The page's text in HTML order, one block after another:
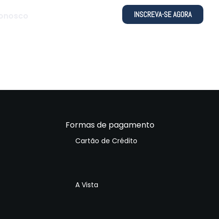
INSCREVA-SE AGORA
Formas de pagamento
Cartão de Crédito
A Vista